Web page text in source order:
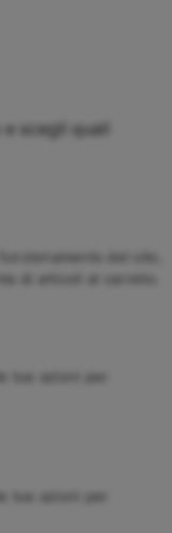
scegli quali
del sito,
di articoli al carrello.
tue azioni per
tue azioni per